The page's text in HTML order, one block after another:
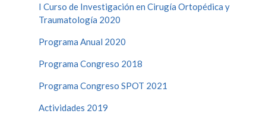
I Curso de Investigación en Cirugía Ortopédica y
Traumatología 2020
Programa Anual 2020
Programa Congreso 2018
Programa Congreso SPOT 2021
Actividades 2019